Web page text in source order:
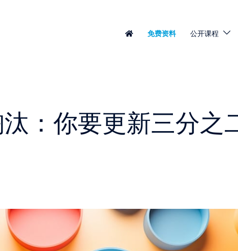
免费资料 公开课程
：你要更新三分之